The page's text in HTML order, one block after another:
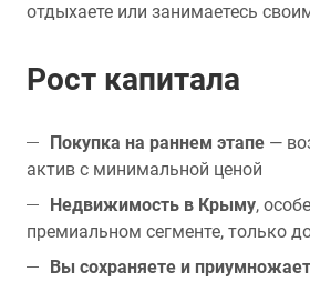
отдыхаете или занимаетесь
Рост капитала
Покупка на раннем этапе —
актив с минимальной ценой
Недвижимость в Крыму,
премиальном сегменте, только
Вы сохраняете и